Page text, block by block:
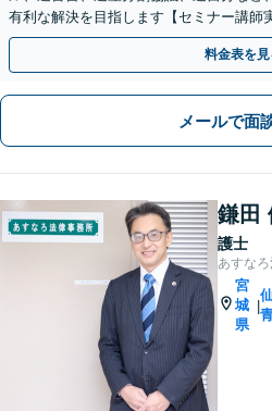
有利な解決を目指します【セミナー講師
かりやすくご案内【弁護士経験15年以上
料金表を見
メールで面
鎌田
護士
あすな
宮
城
県
|